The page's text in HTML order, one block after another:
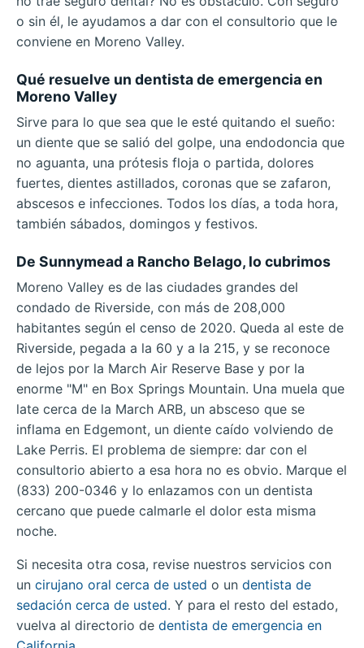
o sin él, le ayudamos a dar con el consultorio que le
conviene en Moreno Valley.
Qué resuelve un dentista de emergencia en
Moreno Valley
Sirve para lo que sea que le esté quitando el sueño:
un diente que se salió del golpe, una endodoncia que
no aguanta, una prótesis floja o partida, dolores
fuertes, dientes astillados, coronas que se zafaron,
abscesos e infecciones. Todos los días, a toda hora,
también sábados, domingos y festivos.
De Sunnymead a Rancho Belago, lo cubrimos
Moreno Valley es de las ciudades grandes del
condado de Riverside, con más de 208,000
habitantes según el censo de 2020. Queda al este de
Riverside, pegada a la 60 y a la 215, y se reconoce
de lejos por la March Air Reserve Base y por la
enorme "M" en Box Springs Mountain. Una muela que
late cerca de la March ARB, un absceso que se
inflama en Edgemont, un diente caído volviendo de
Lake Perris. El problema de siempre: dar con el
consultorio abierto a esa hora no es obvio. Marque el
(833) 200-0346 y lo enlazamos con un dentista
cercano que puede calmarle el dolor esta misma
noche.
Si necesita otra cosa, revise nuestros servicios con
un cirujano oral cerca de usted o un dentista de
sedación cerca de usted. Y para el resto del estado,
vuelva al directorio de dentista de emergencia en